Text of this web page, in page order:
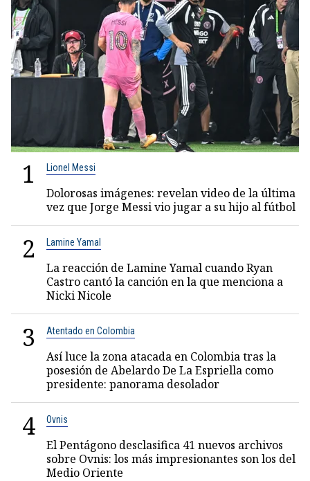
1 Lionel Messi
Dolorosas imágenes: revelan video de la última
vez que Jorge Messi vio jugar a su hijo al fútbol
2 Lamine Yamal
La reacción de Lamine Yamal cuando Ryan
Castro cantó la canción en la que menciona a
Nicki Nicole
3 Atentado en Colombia
Así luce la zona atacada en Colombia tras la
posesión de Abelardo De La Espriella como
presidente: panorama desolador
4 Ovnis
El Pentágono desclasifica 41 nuevos archivos
sobre Ovnis: los más impresionantes son los del
Medio Oriente